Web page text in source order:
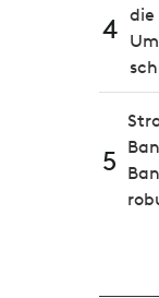
4 die
5